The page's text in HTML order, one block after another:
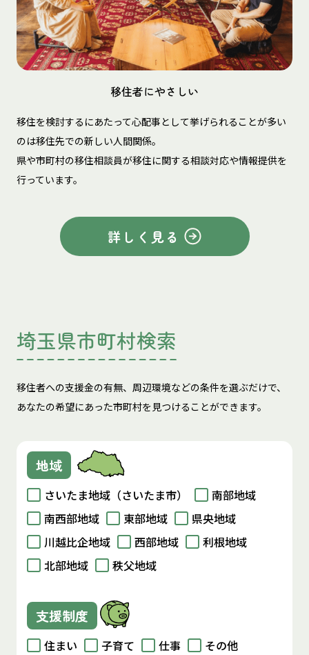
移住者にやさしい
移住を検討するにあたって心配事として挙げられることが多い
のは移住先での新しい人間関係。
県や市町村の移住相談員が移住に関する相談対応や情報提供を
行っています。
詳しく見る
埼玉県市町村検索
移住者への支援金の有無、周辺環境などの条件を選ぶだけで、
あなたの希望にあった市町村を見つけることができます。
地域
さいたま地域（さいたま市）
南部地域
南西部地域
東部地域
県央地域
川越比企地域
西部地域
利根地域
北部地域
秩父地域
支援制度
住まい 子育て 仕事 その他